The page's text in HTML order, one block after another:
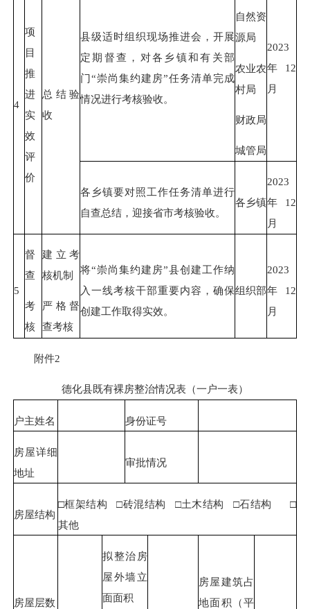
4
项
目
推
进
实
效
评
价
总结验
收
县级适时组织现场推进会，开展
定期督查，对各乡镇和有关部
门“崇尚集约建房”任务清单完成
情况进行考核验收。
自然资
源局
农业农
村局
财政局
城管局
2023
年12
月
各乡镇要对照工作任务清单进行
自查总结，迎接省市考核验收。
各乡镇
2023
年12
月
5
督
查
考
核
建立考
核机制
严格督
查考核
将“崇尚集约建房”县创建工作纳
入一线考核干部重要内容，确保
创建工作取得实效。
组织部
2023
年12
月
附件2
德化县既有裸房整治情况表（一户一表）
户主姓名 身份证号
房屋详细
地址
审批情况
房屋结构
□框架结构 □砖混结构 □土木结构 □石结构 □
其他
房屋层数
拟整治房
屋外墙立
面面积
房屋建筑占
地面积（平